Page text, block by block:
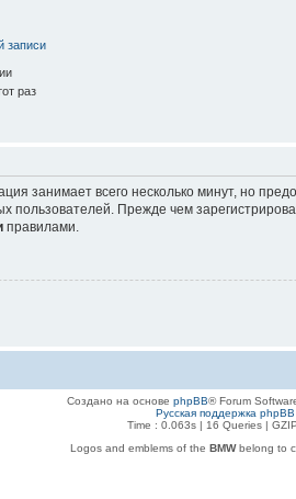
записи
раз
занимает всего несколько минут, но
пользователей. Прежде чем
правилами.
Создано на основе phpBB® Forum
Русская поддержка phpBB
Time : 0.063s | 16 Queries |
Logos and emblems of the BMWbelong to